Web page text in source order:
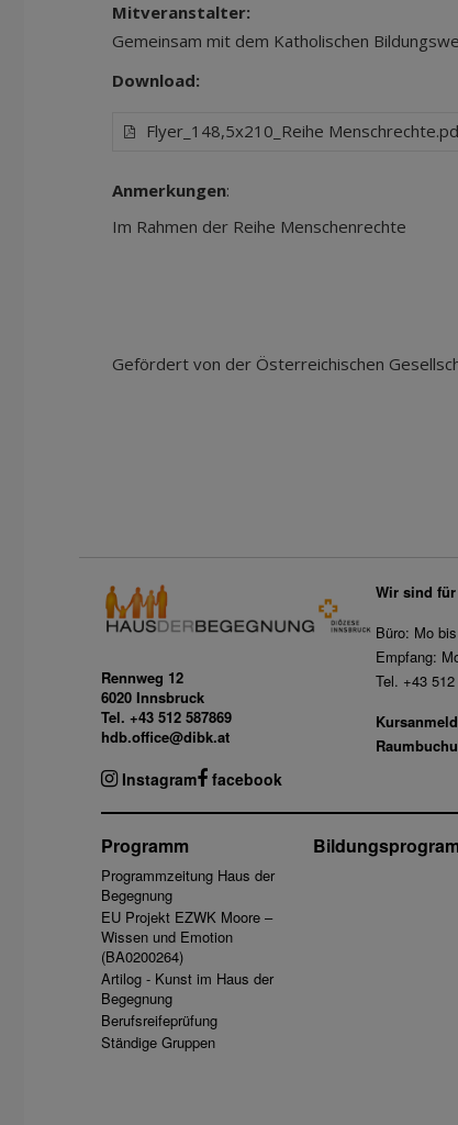
Mitveranstalter:
Gemeinsam mit dem Katholischen
Download:
Flyer_148,5x210_Reihe
Anmerkungen:
Im Rahmen der Reihe Menschenrechte
Gefördert von der Österreichischen
Rennweg 12
6020 Innsbruck
Tel. +43 512 587869
hdb.office@dibk.at
Instagram facebook
Wir sind
Büro: Mo
Empfang:
Tel. +43
Programm
Programmzeitung Haus der
Begegnung
EU Projekt EZWK Moore –
Wissen und Emotion
(BA0200264)
Artilog - Kunst im Haus der
Begegnung
Berufsreifeprüfung
Ständige Gruppen